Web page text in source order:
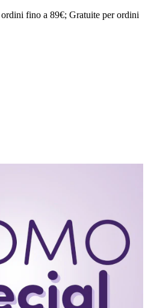
ordini fino a 89€; Gratuite perordini